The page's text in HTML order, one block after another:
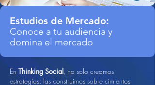
Estudios de Mercado:
Conoce a tu audiencia y
domina el mercado
En Thinking Social, no solo creamos
estrategias; las construimos sobre cimientos